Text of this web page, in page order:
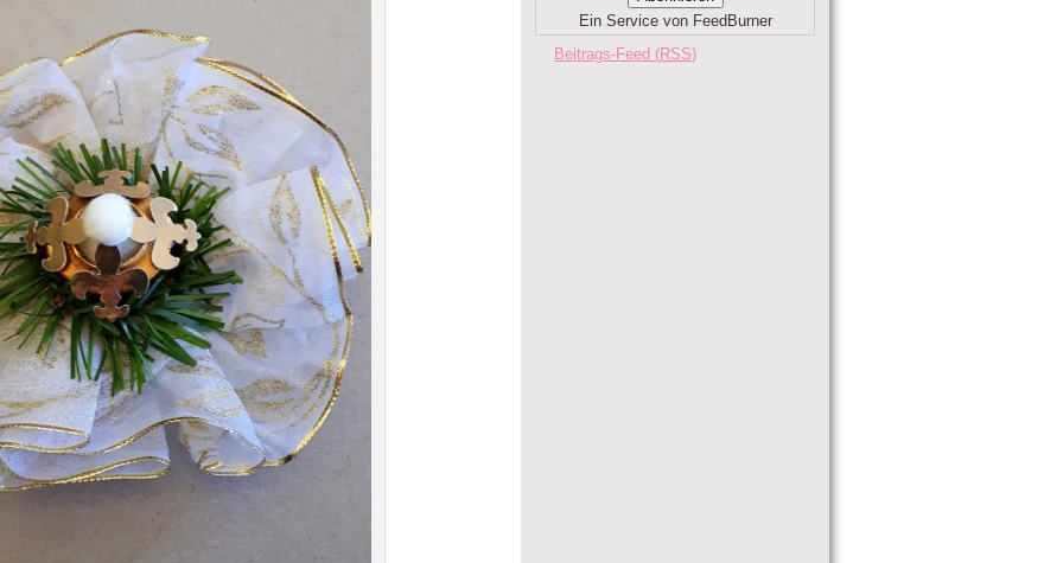
Ein Service von FeedBurner
Beitrags-Feed (RSS)